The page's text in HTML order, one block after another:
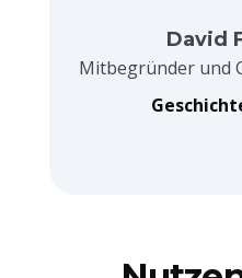
David
Mitbegründer und